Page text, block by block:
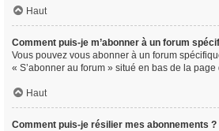
Haut
Comment puis-je m’abonner à un forum
Vous pouvez vous abonner à un forum
« S’abonner au forum » situé en bas de la page
Haut
Comment puis-je résilier mes abonnements ?